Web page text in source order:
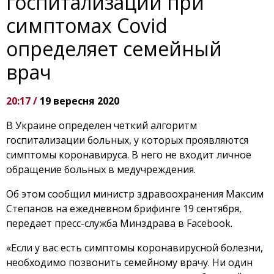
симптомах Covid
определяет семейный
врач
20:17 / 19 вересня 2020
В Украине определен четкий алгоритм
госпитализации больных, у которых проявляются
симптомы коронавируса. В него не входит личное
обращение больных в медучреждения.
Об этом сообщил министр здравоохранения Максим
Степанов на ежедневном брифинге 19 сентября,
передает пресс-служба Минздрава в Facebook.
«Если у вас есть симптомы коронавирусной болезни,
необходимо позвонить семейному врачу. Ни один